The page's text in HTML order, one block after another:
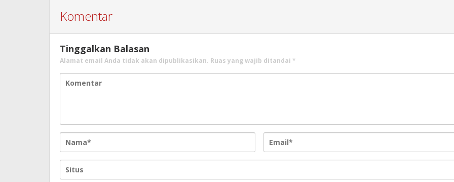
Komentar
Tinggalkan Balasan
Alamat email Anda tidak akan dipublikasikan. Ruas yang wajib ditandai *